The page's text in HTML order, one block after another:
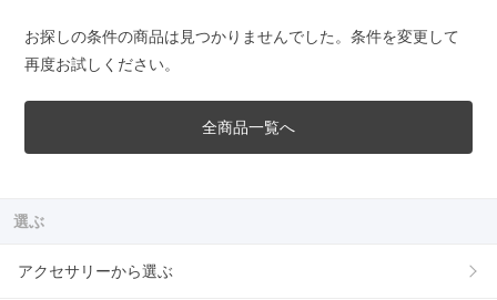
お探しの条件の商品は見つかりませんでした。条件を変更して
再度お試しください。
全商品一覧へ
選ぶ
アクセサリーから選ぶ